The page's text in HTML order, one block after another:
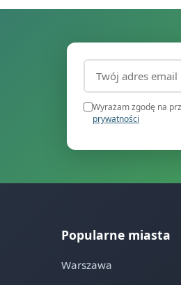
Adres email
Wyrażam zgodę na
prywatności
Popularne miasta
Warszawa